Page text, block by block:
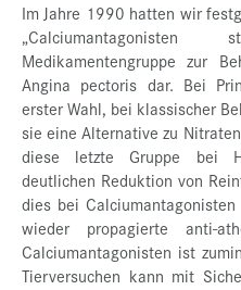
Im Jahre 1990 hatten wir
Medikamentengruppe zur
Angina pectoris dar. Bei
erster Wahl, bei klassischer
sie eine Alternative zu
diese letzte Gruppe bei
deutlichen Reduktion von
dies bei
wieder propagierte anti-
Calciumantagonisten ist
Tierversuchen kann mit